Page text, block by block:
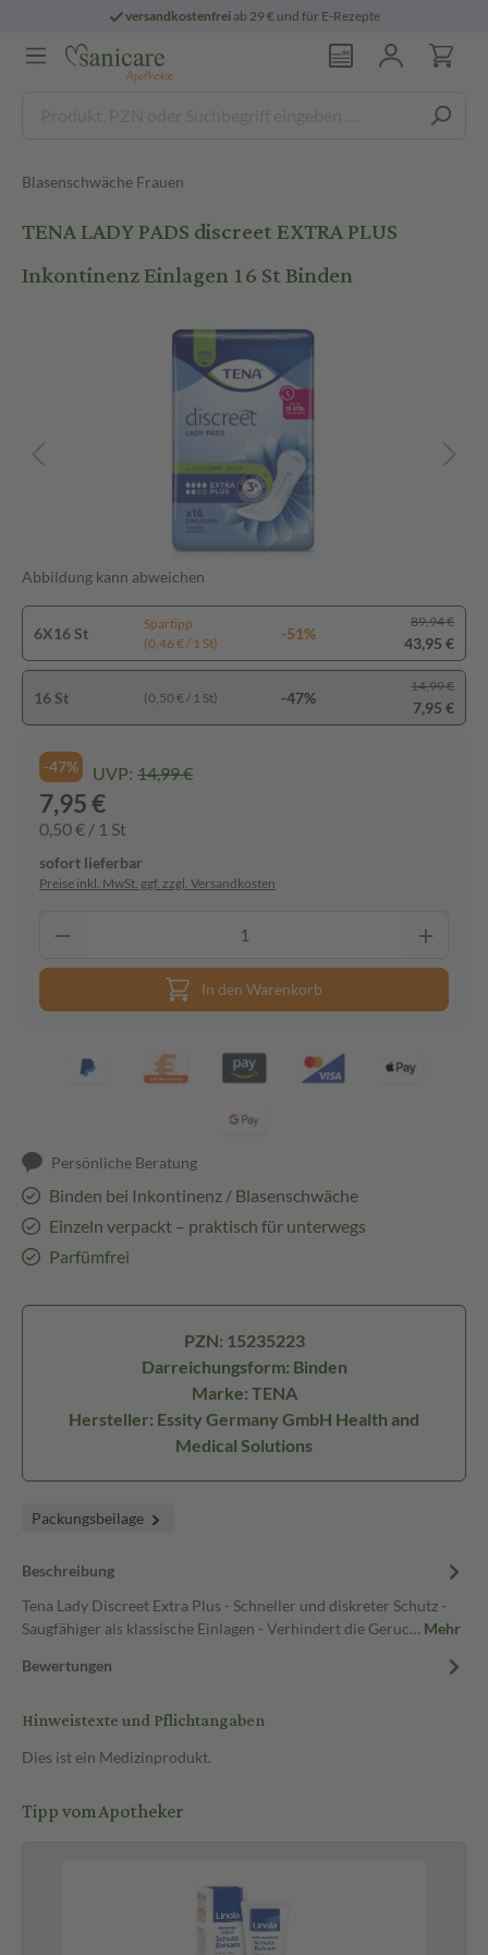
versandkostenfreiab 29 € und für E-Rezepte
Blasenschwäche Frauen
TENA LADY PADS discreet EXTRA PLUS
Inkontinenz Einlagen 16 St Binden
Abbildung kann abweichen
6X16 St
Spartipp
(0,46 € / 1 St)
-51%
89,94 €
43,95 €
16 St (0,50 € / 1 St) -47%
14,99 €
7,95 €
-47% UVP: 14,99 €
7,95 €
0,50 € / 1 St
sofort lieferbar
Preise inkl. MwSt. ggf. zzgl. Versandkosten
In den Warenkorb
Persönliche Beratung
Binden bei Inkontinenz / Blasenschwäche
Einzeln verpackt – praktisch für unterwegs
Parfümfrei
PZN: 15235223
Darreichungsform: Binden
Marke: TENA
Hersteller: Essity Germany GmbH Health and
Medical Solutions
Packungsbeilage
Beschreibung
Tena Lady Discreet Extra Plus - Schneller und diskreter Schutz -
Saugfähiger als klassische Einlagen - Verhindert die Geruc… Mehr
Bewertungen
Hinweistexte und Pflichtangaben
Dies ist ein Medizinprodukt.
Tipp vom Apotheker